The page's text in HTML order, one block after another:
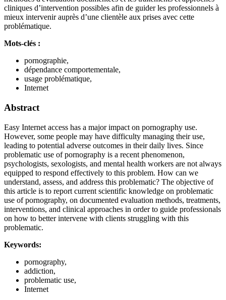
cliniques d’intervention possibles afin de guider les professionnels à
mieux intervenir auprès d’une clientèle aux prises avec cette
problématique.
Mots-clés :
pornographie,
dépendance comportementale,
usage problématique,
Internet
Abstract
Easy Internet access has a major impact on pornography use.
However, some people may have difficulty managing their use,
leading to potential adverse outcomes in their daily lives. Since
problematic use of pornography is a recent phenomenon,
psychologists, sexologists, and mental health workers are not always
equipped to respond effectively to this problem. How can we
understand, assess, and address this problematic? The objective of
this article is to report current scientific knowledge on problematic
use of pornography, on documented evaluation methods, treatments,
interventions, and clinical approaches in order to guide professionals
on how to better intervene with clients struggling with this
problematic.
Keywords:
pornography,
addiction,
problematic use,
Internet